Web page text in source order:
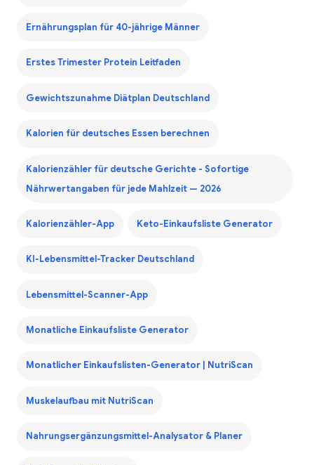
Ernährungsplan für 40-jährige Männer
Erstes Trimester Protein Leitfaden
Gewichtszunahme Diätplan Deutschland
Kalorien für deutsches Essen berechnen
Kalorienzähler für deutsche Gerichte - Sofortige
Nährwertangaben für jede Mahlzeit — 2026
Kalorienzähler-App Keto-Einkaufsliste Generator
KI-Lebensmittel-Tracker Deutschland
Lebensmittel-Scanner-App
Monatliche Einkaufsliste Generator
Monatlicher Einkaufslisten-Generator | NutriScan
Muskelaufbau mit NutriScan
Nahrungsergänzungsmittel-Analysator & Planer